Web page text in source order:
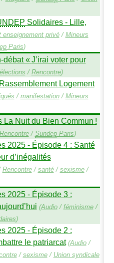
Solidaires - Lille,
enseignement privé/ Mineurs
Paris)
débat « J’irai voter pour
/ Rencontre)
Logement
/ manifestation/ Mineurs
La Nuit du Bien Commun !
Rencontre/ SundepParis)
2025 - Épisode 4 : Santé
d’inégalités
Rencontre/ santé/ sexisme/
2025 - Épisode 3 :
(Audio/ féminisme/
)
2025 - Épisode 2 :
le patriarcat (Audio/
/ sexisme/ Union syndicale